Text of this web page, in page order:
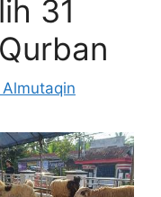
31